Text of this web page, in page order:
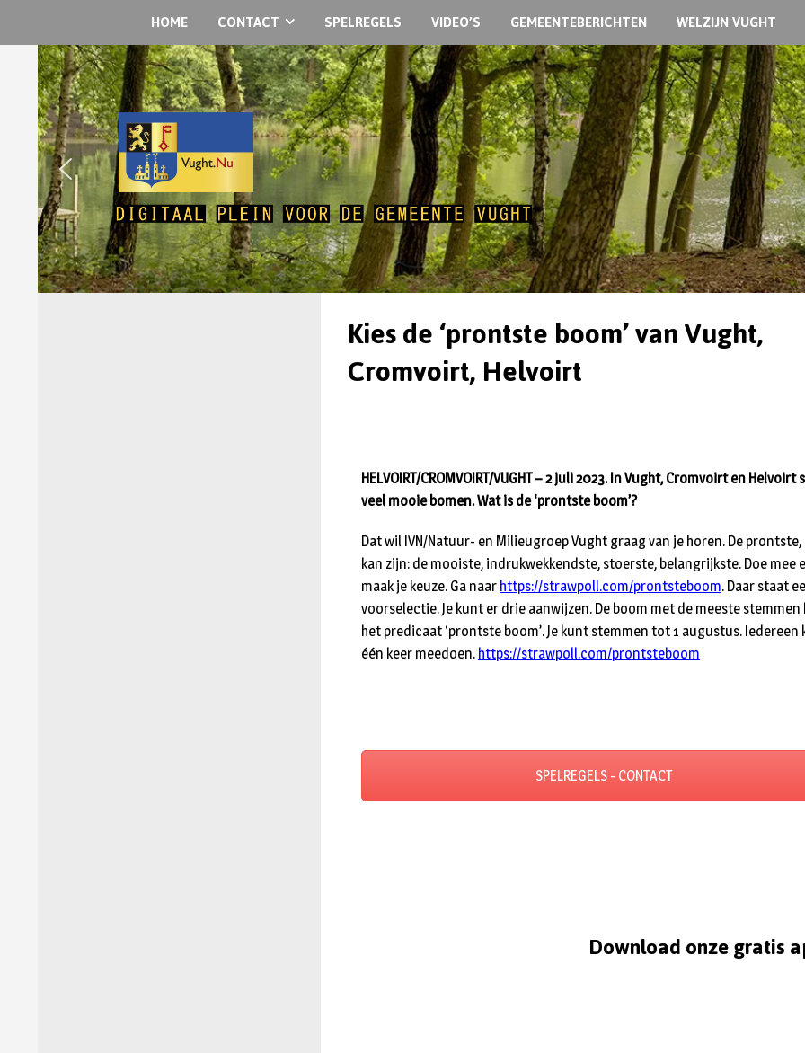
HOME CONTACT SPELREGELS VIDEO’S GEMEENTEBERICHTEN WELZIJN VUGHT
Kies de ‘prontste boom’ van Vught,
Cromvoirt, Helvoirt
HELVOIRT/CROMVOIRT/VUGHT – 2 juli 2023. In Vught, Cromvoirt en Helvoirt
veel mooie bomen. Wat is de ‘prontste boom’?
Dat wil IVN/Natuur- en Milieugroep Vught graag van je horen. De
kan zijn: de mooiste, indrukwekkendste, stoerste, belangrijkste. Doe mee
maak je keuze. Ga naar https://strawpoll.com/prontsteboom. Daar staat
voorselectie. Je kunt er drie aanwijzen. De boom met de meeste
het predicaat ‘prontste boom’. Je kunt stemmen tot 1 augustus. Iedereen
één keer meedoen. https://strawpoll.com/prontsteboom
SPELREGELS - CONTACT
Download onze gratis